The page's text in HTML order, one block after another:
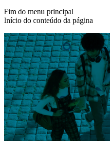
Fim do menu principal
Início do conteúdo da página